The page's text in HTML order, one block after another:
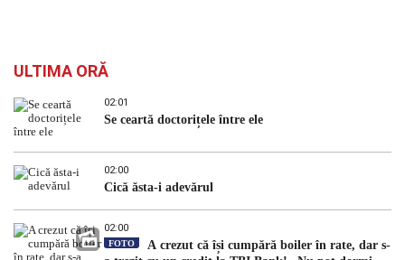
ULTIMA ORĂ
02:01
Se ceartă doctorițele între ele
02:00
Cică ăsta-i adevărul
02:00
FOTO
A crezut că își cumpără boiler în rate, dar s-